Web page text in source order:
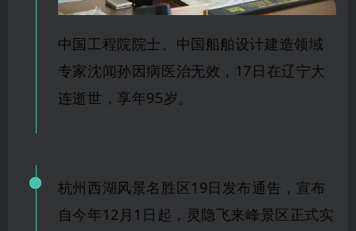
中国工程院院士、中国船舶设计建造领域
专家沈闻孙因病医治无效， 17日在辽 宁大
连逝世，享年95岁。
杭州西湖风景名胜区19日发布通告，宣布
自今年12月1日起，灵隐飞来峰景区正式实